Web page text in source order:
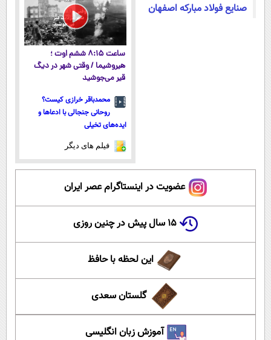
صنایع فولاد مبارکه اصفهان
ساعت ۸:۱۵ ششم اوت ؛
هیروشیما / وقتی شهر در دیگ
قیر می‌جوشید
محمدباقر خرازی کیست؟
روحانی جنجالی با ادعاها و
ایده‌های تخیلی
فیلم های دیگر
عضویت در اینستاگرام عصر ایران
۱۵ سال پیش در چنین روزی
این لحظه با حافظ
گلستان سعدی
آموزش زبان انگلیسی